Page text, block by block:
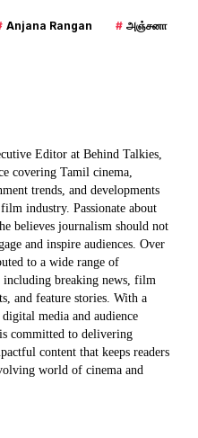
Anjana Rangan # அஞ்சனா
Editor at Behind Talkies,
covering Tamil cinema,
trends, and developments
industry. Passionate about
believes journalism should not
and inspire audiences. Over
to a wide range of
including breaking news, film
and feature stories. With a
media and audience
committed to delivering
content that keeps readers
world of cinema and